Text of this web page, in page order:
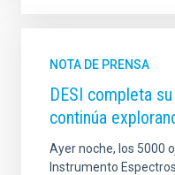
NOTA DE PRENSA
DESI completa
continúa
Ayer noche, los 5000
Instrumento